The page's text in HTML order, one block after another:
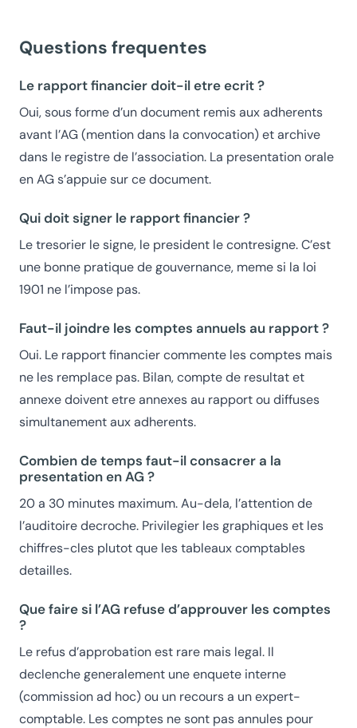
Questions frequentes
Le rapport financier doit-il etre ecrit ?
Oui, sous forme d’un document remis aux adherents
avant l’AG (mention dans la convocation) et archive
dans le registre de l’association. La presentation orale
en AG s’appuie sur ce document.
Qui doit signer le rapport financier ?
Le tresorier le signe, le president le contresigne. C’est
une bonne pratique de gouvernance, meme si la loi
1901 ne l’impose pas.
Faut-il joindre les comptes annuels au rapport ?
Oui. Le rapport financier commente les comptes mais
ne les remplace pas. Bilan, compte de resultat et
annexe doivent etre annexes au rapport ou diffuses
simultanement aux adherents.
Combien de temps faut-il consacrer a la
presentation en AG ?
20 a 30 minutes maximum. Au-dela, l’attention de
l’auditoire decroche. Privilegier les graphiques et les
chiffres-cles plutot que les tableaux comptables
detailles.
Que faire si l’AG refuse d’approuver les comptes
?
Le refus d’approbation est rare mais legal. Il
declenche generalement une enquete interne
(commission ad hoc) ou un recours a un expert-
comptable. Les comptes ne sont pas annules pour